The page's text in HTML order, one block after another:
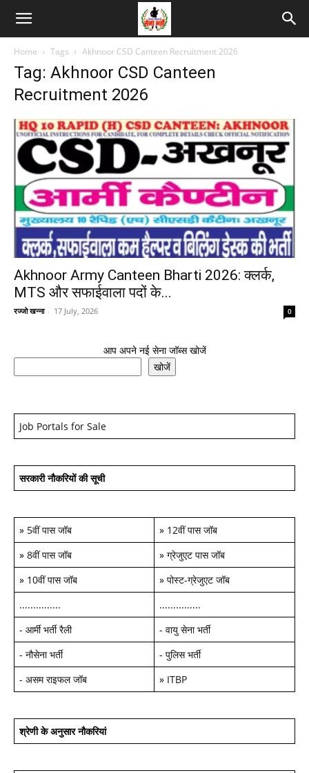
Home Tags Akhnoor CSD Canteen Recruitment 2026
Tag: Akhnoor CSD Canteen
Recruitment 2026
Akhnoor Army Canteen Bharti 2026: क्लर्क,
MTS और सफाईवाला पदों के...
रज्जो खन्ना - 17 July, 2026 0
आप अपने नई सेना जॉब्स खोजें
खोजें
Job Portals for Sale
सरकारी नौकरियों की सूची
» 5वीं पास जॉब » 12वीं पास जॉब
» 8वीं पास जॉब » ग्रेजुएट पास जॉब
» 10वीं पास जॉब » पोस्ट-ग्रेजुएट जॉब
...............
...............
- आर्मी भर्ती रैली - वायु सेना भर्ती
- नौसेना भर्ती - पुलिस भर्ती
- असम राइफल जॉब » ITBP
श्रेणी के अनुसार नौकरियां